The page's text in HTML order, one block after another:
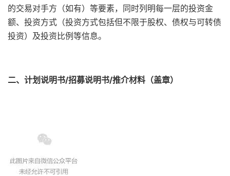
的交易对手方（如有）等要素，同时列明每一层的投资金
额、投资方式（投资方式包括但不限于股权、债权与可转债
投资）及投资比例等信息。
二、计划说明书/招募说明书/推介材料（盖章）